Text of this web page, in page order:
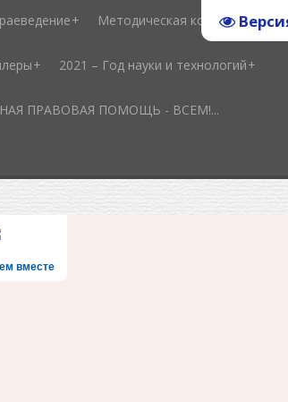
Методическая копилка
2021 – Год науки и технологий
ПРАВОВАЯ ПОМОЩЬ - ВСЕМ!...
вместе